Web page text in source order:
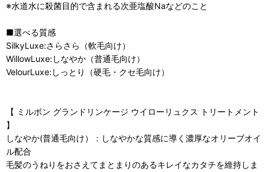
※水道水に殺菌目的で含まれる次亜塩酸Naなどのこと
■選べる質感
SilkyLuxe:さらさら（軟毛向け）
WillowLuxe:しなやか（普通毛向け）
VelourLuxe:しっとり（硬毛・クセ毛向け）
【 ミルボン グランドリンケージ ウイローリュクス トリートメント
】
しなやか(普通毛向け）：しなやかな質感に導く濃厚なオリーブオイ
ル配合
毛髪のうねりをおさえてまとまりのあるキレイなカタチを維持しま